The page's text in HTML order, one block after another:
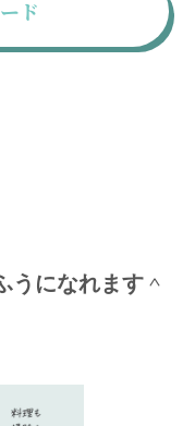
ド
うになれます＾